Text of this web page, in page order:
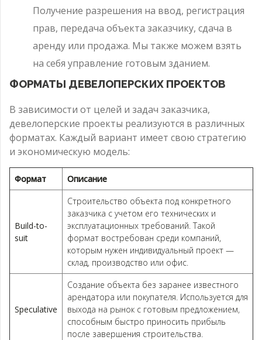
Получение разрешения на ввод, регистрация
прав, передача объекта заказчику, сдача в
аренду или продажа. Мы также можем взять
на себя управление готовым зданием.
ФОРМАТЫ ДЕВЕЛОПЕРСКИХ ПРОЕКТОВ
В зависимости от целей и задач заказчика,
девелоперские проекты реализуются в различных
форматах. Каждый вариант имеет свою стратегию
и экономическую модель:
Формат Описание
Build-to-
suit
Строительство объекта под конкретного
заказчика с учетом его технических и
эксплуатационных требований. Такой
формат востребован среди компаний,
которым нужен индивидуальный проект —
склад, производство или офис.
Speculative
Создание объекта без заранее известного
арендатора или покупателя. Используется для
выхода на рынок с готовым предложением,
способным быстро приносить прибыль
после завершения строительства.